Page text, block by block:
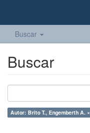
Buscar
Buscar
Autor: Brito T., Engemberth A. ×